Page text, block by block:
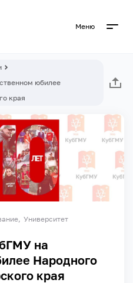
Меню
юбилее
края
Университет
на
Народного
края